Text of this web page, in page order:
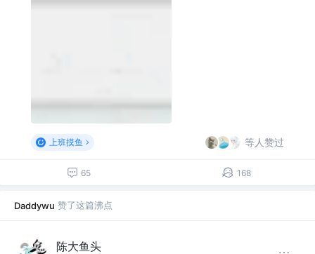
上班摸鱼 等人赞过
65 168
Daddywu 赞了这篇沸点
陈大鱼头